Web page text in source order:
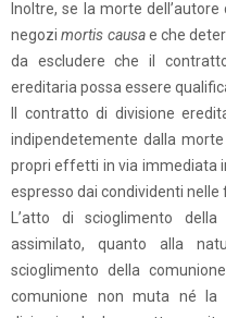
Inoltre, se la morte
negozimortis causae che
da escludere che il
ereditaria possa essere
Il contratto di divisione
indipendetemente dalla morte
propri effetti in via immediata
espresso dai condividenti nelle
L’atto di scioglimento
assimilato, quanto alla
scioglimento della
comunione non muta né